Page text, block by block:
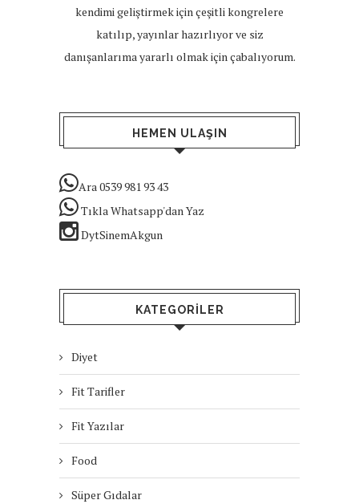
kendimi geliştirmek için çeşitli kongrelere
katılıp, yayınlar hazırlıyor ve siz
danışanlarıma yararlı olmak için çabalıyorum.
HEMEN ULAŞIN
Ara 0539 981 93 43
Tıkla Whatsapp'dan Yaz
DytSinemAkgun
KATEGORILER
Diyet
Fit Tarifler
Fit Yazılar
Food
Süper Gıdalar